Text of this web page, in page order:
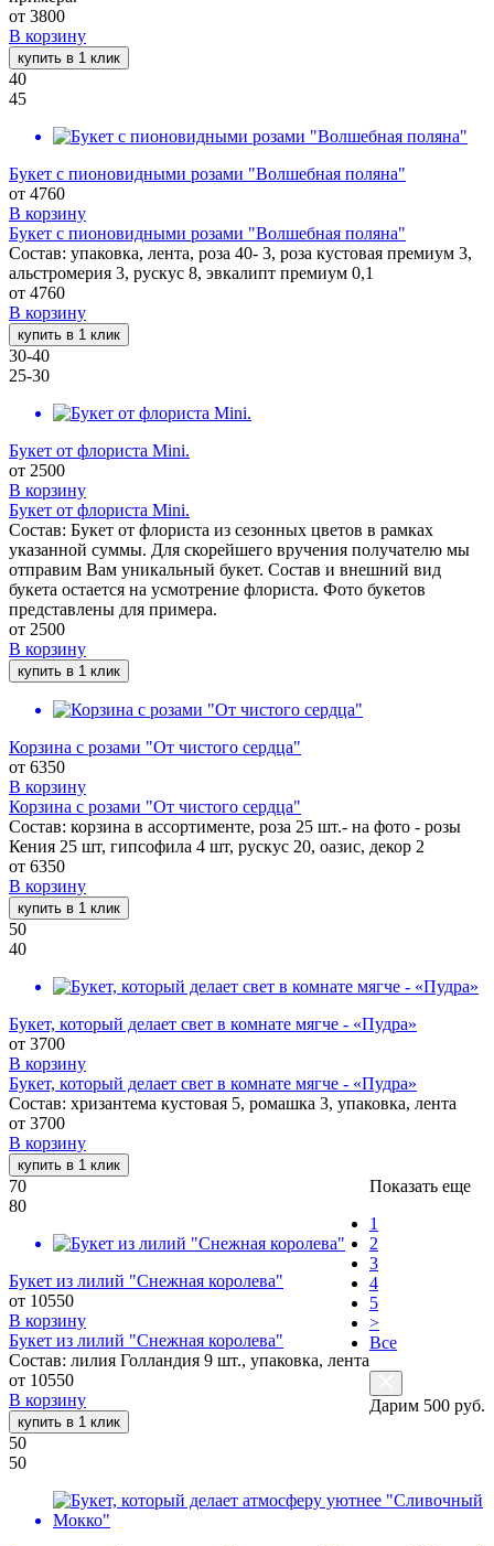
от 3800
В корзину
купить в 1 клик
40
45
Букет с пионовидными розами "Волшебная поляна"
от 4760
В корзину
Букет с пионовидными розами "Волшебная поляна"
Состав: упаковка, лента, роза 40- 3, роза кустовая премиум 3,
альстромерия 3, рускус 8, эвкалипт премиум 0,1
от 4760
В корзину
купить в 1 клик
30-40
25-30
Букет от флориста Mini.
от 2500
В корзину
Букет от флориста Mini.
Состав: Букет от флориста из сезонных цветов в рамках
указанной суммы. Для скорейшего вручения получателю мы
отправим Вам уникальный букет. Состав и внешний вид
букета остается на усмотрение флориста. Фото букетов
представлены для примера.
от 2500
В корзину
купить в 1 клик
Корзина с розами "От чистого сердца"
от 6350
В корзину
Корзина с розами "От чистого сердца"
Состав: корзина в ассортименте, роза 25 шт.- на фото - розы
Кения 25 шт, гипсофила 4 шт, рускус 20, оазис, декор 2
от 6350
В корзину
купить в 1 клик
50
40
Букет, который делает свет в комнате мягче - «Пудра»
от 3700
В корзину
Букет, который делает свет в комнате мягче - «Пудра»
Состав: хризантема кустовая 5, ромашка 3, упаковка, лента
от 3700
В корзину
купить в 1 клик
70
80
Букет из лилий "Снежная королева"
от 10550
В корзину
Букет из лилий "Снежная королева"
Состав: лилия Голландия 9 шт., упаковка, лента
от 10550
В корзину
купить в 1 клик
50
50
Показать еще
1
2
3
4
5
>
Все
Дарим 500 руб.